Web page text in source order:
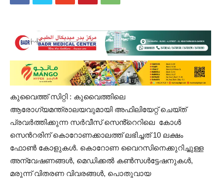
കുവൈത്ത് സിറ്റി : കുവൈത്തിലെ
ആരോഗ്യമന്ത്രാലയവുമായി അഫിലിയേറ്റ് ചെയ്ത്
പ്രവർത്തിക്കുന്ന സർവീസ് സെൻ്റെറിലെ കോൾ
സെൻറരിന് കൊറോണക്കാലത്ത് ലഭിച്ചത് 10 ലക്ഷം
ഫോൺ കോളുകൾ. കൊറോണ വൈറസിനെക്കുറിച്ചുള്ള
അന്വേഷണങ്ങൾ, മെഡിക്കൽ കൺസൾട്ടേഷനുകൾ,
മരുന്ന് വിതരണ വിവരങ്ങൾ, പൊതുവായ